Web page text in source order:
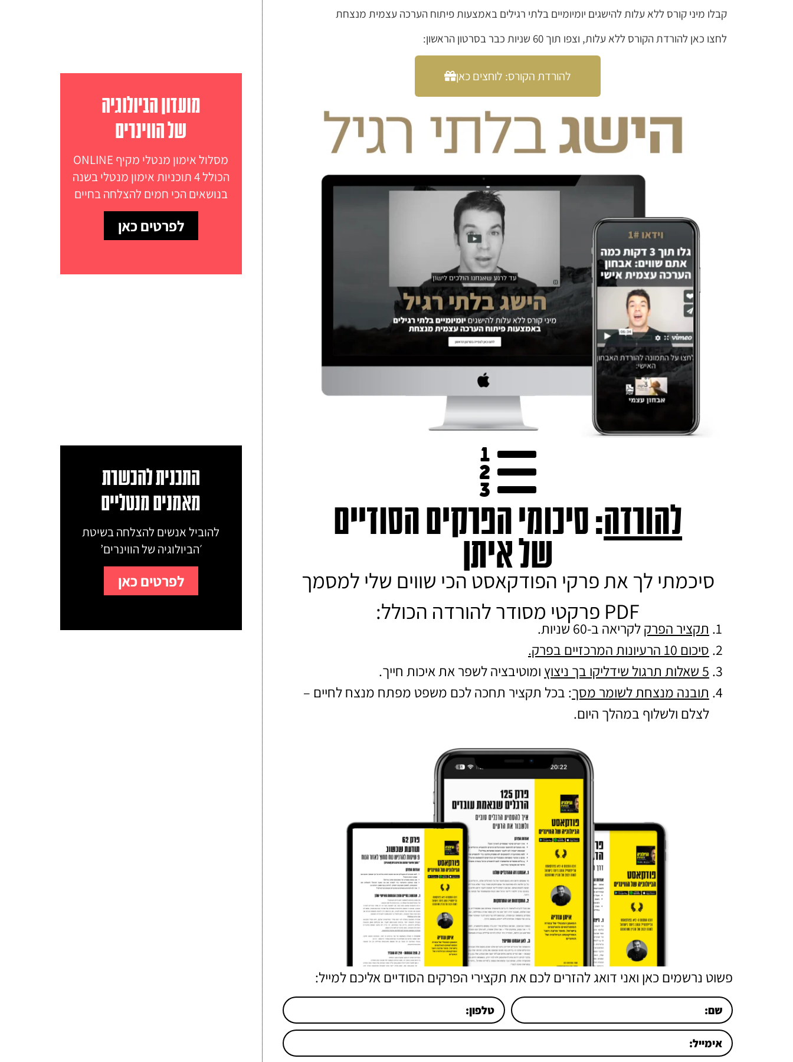
קבלו מיני קורס ללא עלות להישגים יומיומיים בלתי רגילים באמצעות פיתוח הערכה עצמית מנצחת
לחצו כאן להורדת הקורס ללא עלות, וצפו תוך 60 שניות כבר בסרטון הראשון:
להורדת הקורס: לוחצים כאן
להורדה: סיכומי הפרקים הסודיים
של איתן
סיכמתי לך את פרקי הפודקאסט הכי שווים שלי למסמך
PDF פרקטי מסודר להורדה הכולל:
תקציר הפרקלקריאה ב-60 שניות.
סיכום 10 הרעיונות המרכזיים בפרק.
5 שאלות תרגול שידליקו בך ניצוץ
ומוטיבציה לשפר את איכות חייך.
תובנה מנצחת לשומר מסך: בכל תקציר תחכה לכם משפט מפתח מנצח לחיים –
לצלם ולשלוף במהלך היום.
פשוט נרשמים כאן ואני דואג להזרים לכם את תקצירי הפרקים הסודיים אליכם למייל:
מועדון הביולוגיה
של הווינרים
מסלול אימון מנטלי מקיף ONLINE
הכולל 4 תוכניות אימון מנטלי בשנה
בנושאים הכי חמים להצלחה בחיים
לפרטים כאן
התכנית להכשרת
מאמנים מנטליים
להוביל אנשים להצלחה בשיטת
׳הביולוגיה של הווינרים’
לפרטים כאן